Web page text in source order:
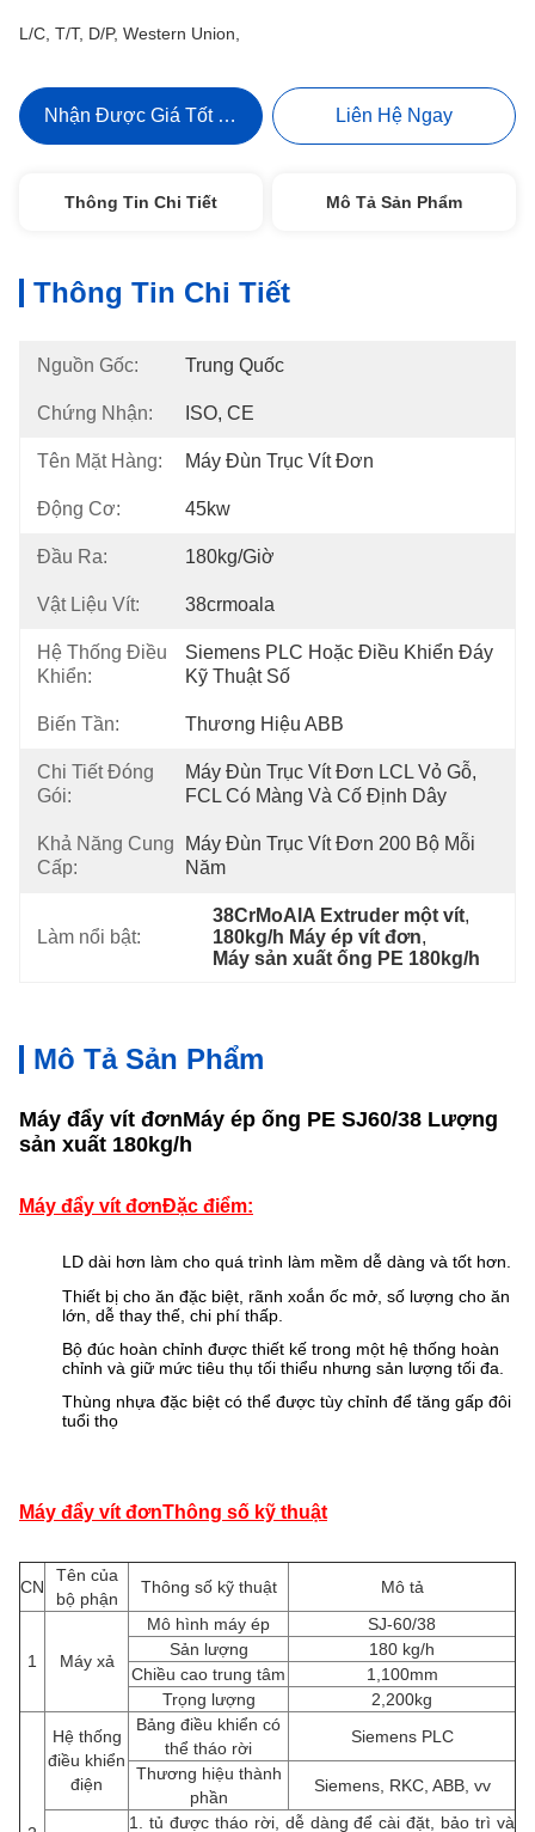
L/C, T/T, D/P, Western Union,
Nhận Được Giá Tốt Nhất Liên Hệ Ngay
Thông Tin Chi Tiết Mô Tả Sản Phẩm
Thông Tin Chi Tiết
Nguồn Gốc: Trung Quốc
Chứng Nhận: ISO, CE
Tên Mặt Hàng: Máy Đùn Trục Vít Đơn
Động Cơ: 45kw
Đầu Ra: 180kg/giờ
Vật Liệu Vít: 38crmoala
Hệ Thống Điều
Khiển:
Siemens PLC Hoặc Điều Khiển Đáy
Kỹ Thuật Số
Biến Tần: Thương Hiệu ABB
Chi Tiết Đóng
Gói:
Máy Đùn Trục Vít Đơn LCL Vỏ Gỗ,
FCL Có Màng Và Cố Định Dây
Khả Năng Cung
Cấp:
Máy Đùn Trục Vít Đơn 200 Bộ Mỗi
Năm
Làm nổi bật:
38CrMoAlA Extruder một vít,
180kg/h Máy ép vít đơn,
Máy sản xuất ống PE 180kg/h
Mô Tả Sản Phẩm
Máy đẩy vít đơnMáy ép ống PE SJ60/38 Lượng
sản xuất 180kg/h
Máy đẩy vít đơnĐặc điểm:
LD dài hơn làm cho quá trình làm mềm dễ dàng và tốt hơn.
Thiết bị cho ăn đặc biệt, rãnh xoắn ốc mở, số lượng cho ăn
lớn, dễ thay thế, chi phí thấp.
Bộ đúc hoàn chỉnh được thiết kế trong một hệ thống hoàn
chỉnh và giữ mức tiêu thụ tối thiểu nhưng sản lượng tối đa.
Thùng nhựa đặc biệt có thể được tùy chỉnh để tăng gấp đôi
tuổi thọ
Máy đẩy vít đơnThông số kỹ thuật
CN
Tên của
bộ phận
Thông số kỹ thuật Mô tả
1 Máy xả
Mô hình máy ép
SJ-60/38
Sản lượng
180 kg/h
Chiều cao trung tâm
1,100mm
Trọng lượng
2,200kg
Hệ thống
điều khiển
điện
Bảng điều khiển có
thể tháo rời
Siemens PLC
Thương hiệu thành
phần
Siemens, RKC, ABB, vv
1. tủ được tháo rời, dễ dàng để cài đặt, bảo trì và